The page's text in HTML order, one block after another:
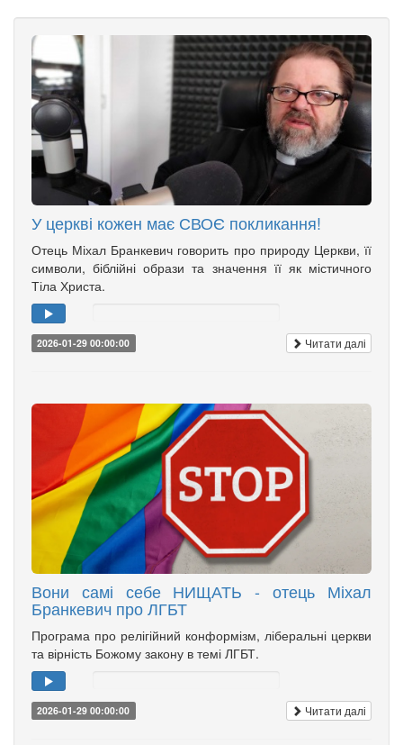
У церкві кожен має СВОЄ покликання!
Отець Міхал Бранкевич говорить про природу Церкви, її
символи, біблійні образи та значення її як містичного
Тіла Христа.
2026-01-29 00:00:00 Читати далі
Вони самі себе НИЩАТЬ - отець Міхал
Бранкевич про ЛГБТ
Програма про релігійний конформізм, ліберальні церкви
та вірність Божому закону в темі ЛГБТ.
2026-01-29 00:00:00 Читати далі